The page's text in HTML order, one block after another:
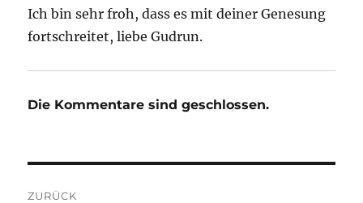
Ich bin sehr froh, dass es mit deiner Genesung
fortschreitet, liebe Gudrun.
Die Kommentare sind geschlossen.
ZURÜCK